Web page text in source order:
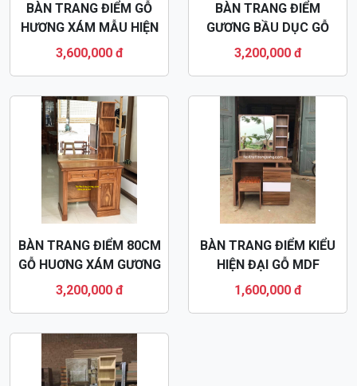
BÀN TRANG ĐIỂM GỖ
HƯƠNG XÁM MẪU HIỆN
ĐẠI BTD45
3,600,000 đ
BÀN TRANG ĐIỂM
GƯƠNG BẦU DỤC GỖ
HƯƠNG XÁM BTD02
3,200,000 đ
BÀN TRANG ĐIỂM 80CM
GỖ HUƠNG XÁM GƯƠNG
ZÍC ZẮC BTD04
3,200,000 đ
BÀN TRANG ĐIỂM KIỂU
HIỆN ĐẠI GỖ MDF
BTD08
1,600,000 đ